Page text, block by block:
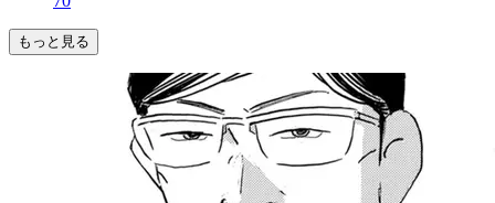
もっと見る